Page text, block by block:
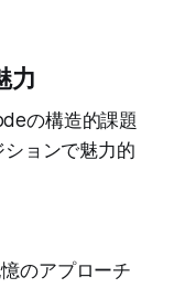
力
の構造的課題
ョンで魅力的
のアプローチ